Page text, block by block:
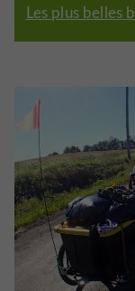
Les plus belles